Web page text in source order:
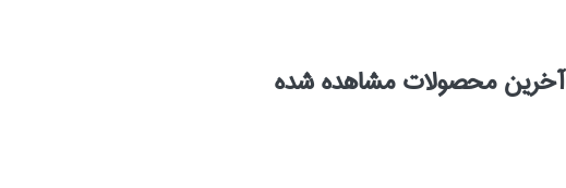
آخرین محصولات مشاهده شده